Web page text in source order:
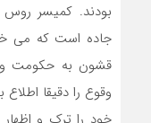
بودند. کمیسر
جاده است که می
قشون به حکومت
وقوع را دقیقا